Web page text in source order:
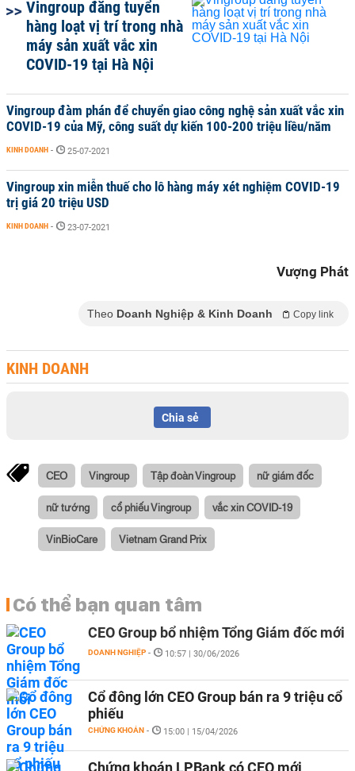
Vingroup đăng tuyển
hàng loạt vị trí trong nhà
máy sản xuất vắc xin
COVID-19 tại Hà Nội
Vingroup đàm phán để chuyển giao công nghệ sản xuất vắc xin
COVID-19 của Mỹ, công suất dự kiến 100-200 triệu liều/năm
KINH DOANH - 25-07-2021
Vingroup xin miễn thuế cho lô hàng máy xét nghiệm COVID-19
trị giá 20 triệu USD
KINH DOANH - 23-07-2021
Vượng Phát
Theo Doanh Nghiệp & Kinh Doanh Copy link
KINH DOANH
Chia sẻ
CEO Vingroup Tập đoàn Vingroup nữ giám đốc
nữ tướng cổ phiếu Vingroup vắc xin COVID-19
VinBioCare Vietnam Grand Prix
Có thể bạn quan tâm
CEO Group bổ nhiệm Tổng Giám đốc mới
DOANH NGHIỆP - 10:57 | 30/06/2026
Cổ đông lớn CEO Group bán ra 9 triệu cổ
phiếu
CHỨNG KHOÁN - 15:00 | 15/04/2026
Chứng khoán LPBank có CEO mới